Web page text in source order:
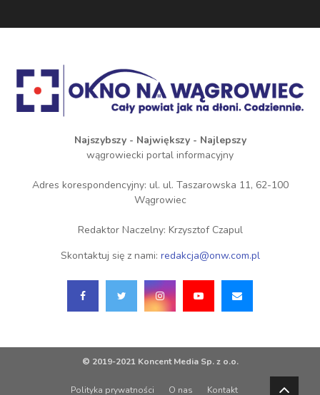
Najszybszy - Największy - Najlepszy
wągrowiecki portal informacyjny
Adres korespondencyjny: ul. ul. Taszarowska 11, 62-100
Wągrowiec
Redaktor Naczelny: Krzysztof Czapul
Skontaktuj się z nami: redakcja@onw.com.pl
© 2019-2021 Koncent Media Sp. z o.o.
Polityka prywatności O nas Kontakt